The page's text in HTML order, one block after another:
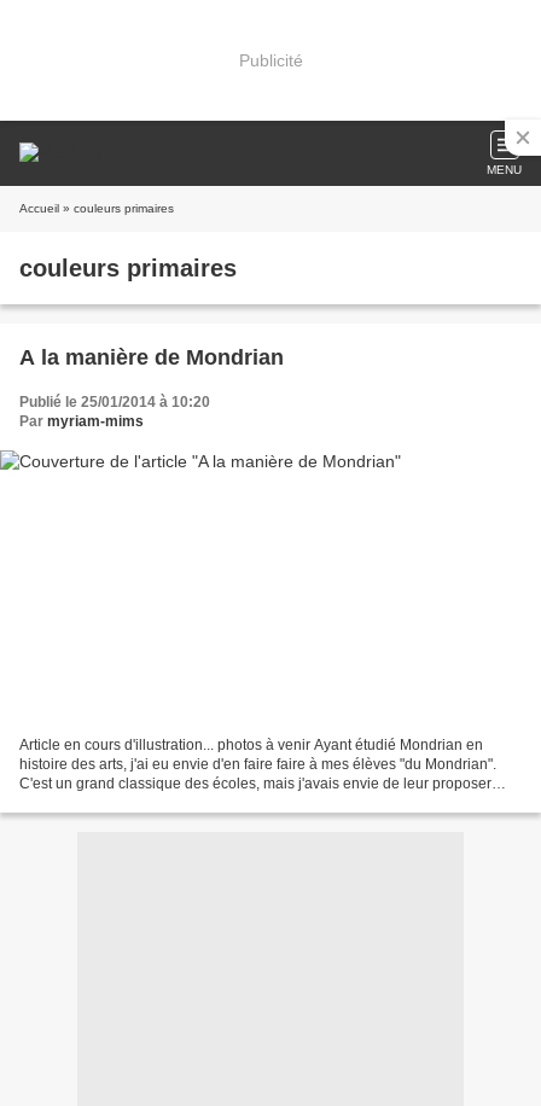
Publicité
MENU
Accueil » couleurs primaires
couleurs primaires
A la manière de Mondrian
Publié le 25/01/2014 à 10:20
Par myriam-mims
Article en cours d'illustration... photos à venir Ayant étudié Mondrian en
histoire des arts, j'ai eu envie d'en faire faire à mes élèves "du Mondrian".
C'est un grand classique des écoles, mais j'avais envie de leur proposer